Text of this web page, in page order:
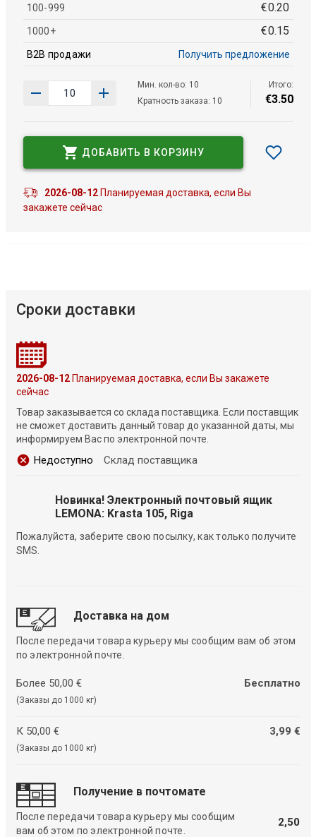
100-999 €0.20
1000+ €0.15
B2B продажи Получить предложение
Мин. кол-во: 10
Кратность заказа: 10
Итого:
€3.50
ДОБАВИТЬ В КОРЗИНУ
2026-08-12Планируемая доставка, если Вы
закажете сейчас
Сроки доставки
2026-08-12Планируемая доставка, если Вы закажете
сейчас
Товар заказывается со склада поставщика. Если поставщик
не сможет доставить данный товар до указанной даты, мы
информируем Вас по электронной почте.
Недоступно Склад поставщика
Новинка! Электронный почтовый ящик
LEMONA: Krasta 105, Riga
Пожалуйста, заберите свою посылку, как только получите
SMS.
Доставка на дом
После передачи товара курьеру мы сообщим вам об этом
по электронной почте.
Более 50,00 €
(Заказы до 1000 кг)
Бесплатно
К 50,00 €
(Заказы до 1000 кг)
3,99 €
Получение в почтомате
После передачи товара курьеру мы сообщим
вам об этом по электронной почте.
2,50